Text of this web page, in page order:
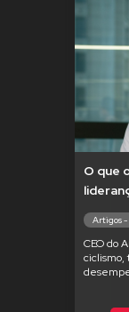
O que
Artigos
CEO do
ciclismo,